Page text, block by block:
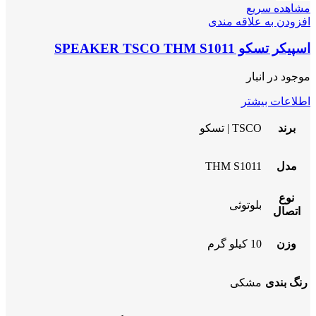
مشاهده سریع
افزودن به علاقه مندی
اسپیکر تسکو SPEAKER TSCO THM S1011
موجود در انبار
اطلاعات بیشتر
برند TSCO | تسکو
مدل THM S1011
نوع
اتصال
بلوتوثی
وزن 10 کیلو گرم
رنگ بندی مشکی